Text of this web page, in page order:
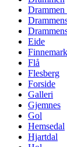
Drammen
Eide
Flå
Flesberg
Forside
Galleri
Gjemnes
Gol
Hemsedal
Hjartdal